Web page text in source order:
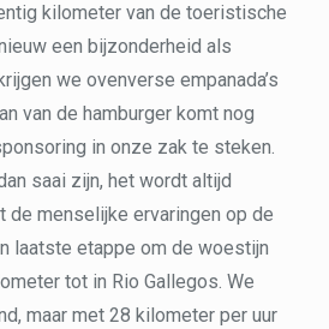
kilometer van de toeristische
een bijzonderheid als
we ovenverse empanada’s
van de hamburger komt nog
in onze zak te steken.
saai zijn, het wordt altijd
de menselijke ervaringen op de
laatste etappe om de woestijn
tot in Rio Gallegos. We
maar met 28 kilometer per uur